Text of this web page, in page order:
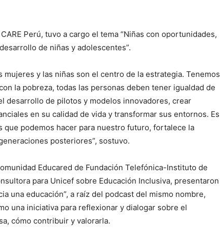
Perú, tuvo a cargo el tema “Niñas con oportunidades,
de niñas y adolescentes”.
mujeres y las niñas son el centro de la estrategia. Tenemos
la pobreza, todas las personas deben tener igualdad de
desarrollo de pilotos y modelos innovadores, crear
en su calidad de vida y transformar sus entornos. Es
que podemos hacer para nuestro futuro, fortalece la
posteriores”, sostuvo.
Educared de Fundación Telefónica-Instituto de
para Unicef sobre Educación Inclusiva, presentaron
una educación”, a raíz del podcast del mismo nombre,
una iniciativa para reflexionar y dialogar sobre el
cómo contribuir y valorarla.